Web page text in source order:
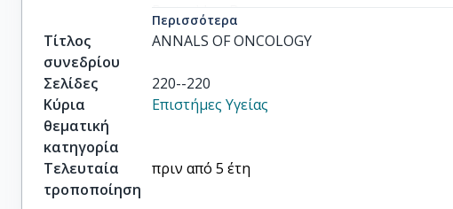
Pectasides, D
Papageorgiou, E
Περισσότερα
Τίτλος
συνεδρίου
ANNALS OF ONCOLOGY
Σελίδες
220--220
Κύρια
θεματική
κατηγορία
Επιστήμες Υγείας
Τελευταία
τροποποίηση
πριν από 5 έτη